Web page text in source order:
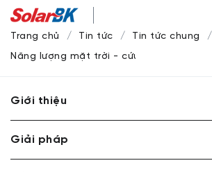
Trang chủ Tin tức
Tin tức chung
Năng lượng mặt trời - cứu tinh của Ấn Độ
Giới thiệu
Giải pháp